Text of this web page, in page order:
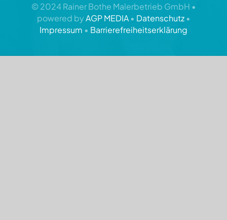
Rainer Bothe Malerbetrieb GmbH
© 2024 Rainer Bothe Malerbetrieb GmbH •
powered byAGP MEDIA• Datenschutz•
Impressum • Barrierefreiheitserklärung